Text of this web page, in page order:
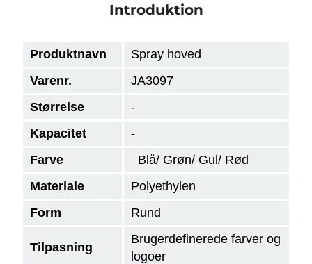
Introduktion
Produktnavn
Spray hoved
Varenr.
JA3097
Størrelse
-
Kapacitet
-
Farve
Blå/ Grøn/ Gul/ Rød
Materiale
Polyethylen
Form
Rund
Tilpasning
Brugerdefinerede farver og
logoer